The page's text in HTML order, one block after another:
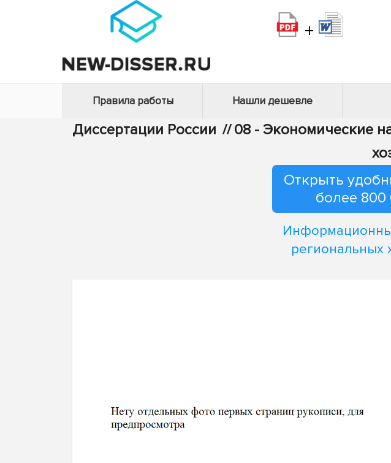
+
Правила работы Нашли дешевле
Диссертации России // 08 - Экономические
Открыть
более 800
региональных